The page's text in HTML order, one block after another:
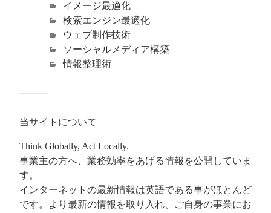
イメージ最適化
検索エンジン最適化
ウェブ制作技術
ソーシャルメディア構築
情報整理術
当サイトについて
Think Globally, Act Locally.
事業主の方へ、業務効率をあげる情報を公開していま
す。
インターネットの最新情報は英語である事がほとんど
です。より最新の情報を取り入れ、ご自身の事業にお